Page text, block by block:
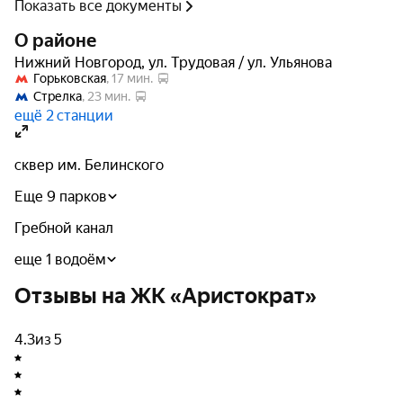
Рядом с ЖК находятся музеи, театры, выставочные
пространства и рестораны. В шаговой доступности —
Верхне-Волжская набережная, где можно прогуляться
и насладиться красивыми видами.
«Аристократ» построен с использованием
материалов. Стены выполнены из кирпича с
наружным утеплителем, а отделка лифтовых холлов,
дизайнерские решения.
На крыше дома располагается газовая котельная, что
обеспечивает надёжное отопление и горячее
водоснабжение.
Показать все документы
О районе
Нижний Новгород, ул. Трудовая / ул. Ульянова
Горьковская, 17 мин.
Стрелка, 23 мин.
ещё 2 станции
сквер им. Белинского
Еще 9 парков
Гребной канал
еще 1 водоём
Отзывы на ЖК «Аристократ»
4.3из 5